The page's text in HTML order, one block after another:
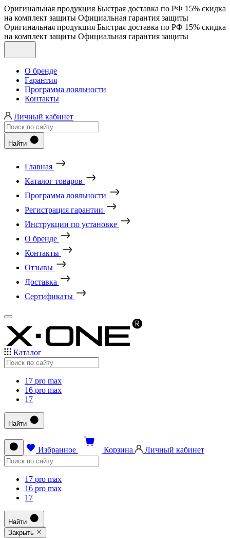
Оригинальная продукция Быстрая доставка по РФ 15% скидка
на комплект защиты Официальная гарантия защиты
Оригинальная продукция Быстрая доставка по РФ 15% скидка
на комплект защиты Официальная гарантия защиты
О бренде
Гарантия
Программа лояльности
Контакты
Личный кабинет
Найти
Главная
Каталог товаров
Программа лояльности
Регистрация гарантии
Инструкции по установке
О бренде
Контакты
Отзывы
Доставка
Сертификаты
Каталог
17 pro max
16 pro max
17
Найти
Избранное Корзина Личный кабинет
17 pro max
16 pro max
17
Найти
Закрыть